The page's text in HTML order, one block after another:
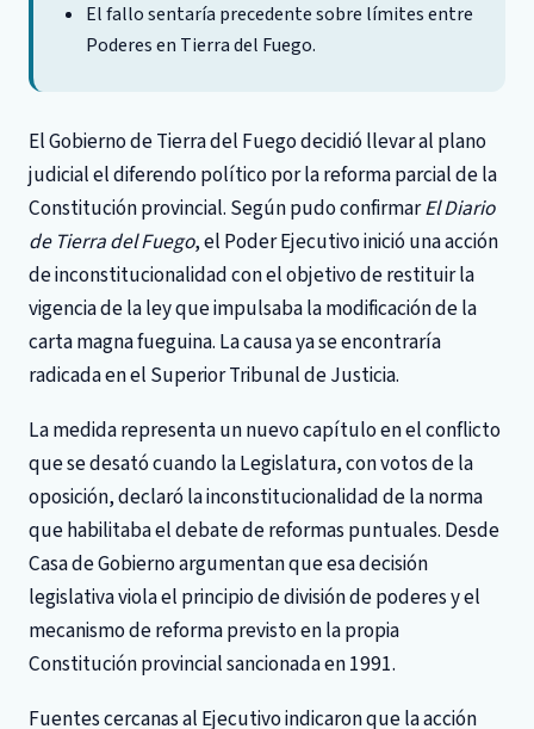
El fallo sentaría precedente sobre límites entre
Poderes en Tierra del Fuego.
El Gobierno de Tierra del Fuego decidió llevar al plano
judicial el diferendo político por la reforma parcial de la
Constitución provincial. Según pudo confirmarEl Diario
de Tierra del Fuego, el Poder Ejecutivo inició una acción
de inconstitucionalidad con el objetivo de restituir la
vigencia de la ley que impulsaba la modificación de la
carta magna fueguina. La causa ya se encontraría
radicada en el Superior Tribunal de Justicia.
La medida representa un nuevo capítulo en el conflicto
que se desató cuando la Legislatura, con votos de la
oposición, declaró la inconstitucionalidad de la norma
que habilitaba el debate de reformas puntuales. Desde
Casa de Gobierno argumentan que esa decisión
legislativa viola el principio de división de poderes y el
mecanismo de reforma previsto en la propia
Constitución provincial sancionada en 1991.
Fuentes cercanas al Ejecutivo indicaron que la acción